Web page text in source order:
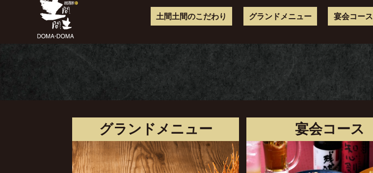
つ
ろ
ぎ
間
居
家
土
土間土間のこだわり グランドメニュー 宴会コース
グランドメニュー 宴会コース